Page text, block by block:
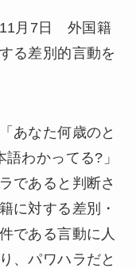
月7日 外国籍
る差別的言動を
あなた何歳のと
わかってる?」
であると判断さ
に対する差別・
である言動に人
、パワハラだと